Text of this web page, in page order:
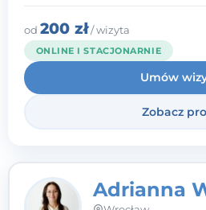
budowania
satysfakcjonujących
innymi, jak i z
bycia częścią tego
duże wyróżnienie.
od 200 zł/ wizyta
ONLINE I STACJONARNIE
Umów
Zobacz
Adrianna